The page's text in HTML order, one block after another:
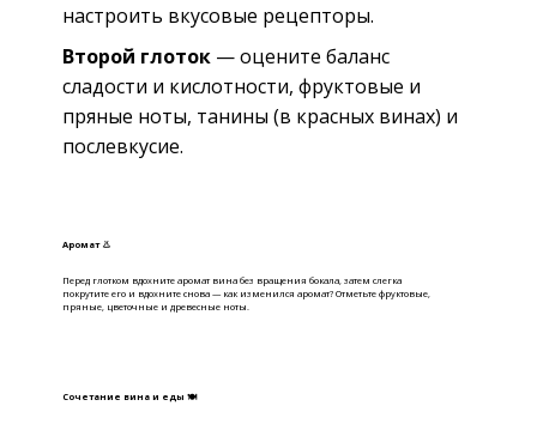
настроить вкусовые рецепторы.
Второй глоток— оцените баланс
сладости и кислотности, фруктовые и
пряные ноты, танины (в красных винах) и
послевкусие.
Аромат 👃
Перед глотком вдохните аромат вина без вращения бокала, затем слегка
покрутите его и вдохните снова — как изменился аромат? Отметьте фруктовые,
пряные, цветочные и древесные ноты.
Сочетание вина и еды 🍽